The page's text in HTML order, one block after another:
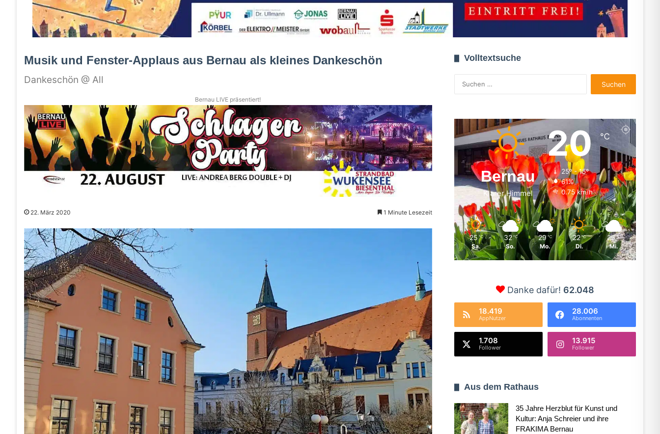
Musik und Fenster-Applaus aus Bernau als kleines Dankeschön
Dankeschön @ All
Bernau LIVE präsentiert!
22. März 2020 1 Minute Lesezeit
Volltextsuche
nach:
Bernau
Klarer Himmel
20℃
25º - 15º
61%
0.75 km/h
25 ℃
Sa.
32 ℃
So.
29 ℃
Mo.
22 ℃
Di.
25 ℃
Mi.
Danke dafür! 62.048
18.419
AppNutzer
28.006
Abonnenten
1.708
Follower
13.915
Follower
Aus dem Rathaus
35 Jahre Herzblut für Kunst und
Kultur: Anja Schreier und ihre
FRAKIMA Bernau